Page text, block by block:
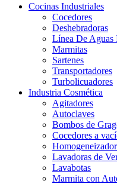
Cocinas Industriales
Cocedores
Deshebradoras
Línea De Aguas
Marmitas
Sartenes
Transportadores
Turbolicuadores
Industria Cosmética
Agitadores
Autoclaves
Bombos de
Cocedores a
Homogeneizador
Lavadoras de
Lavabotas
Marmita con